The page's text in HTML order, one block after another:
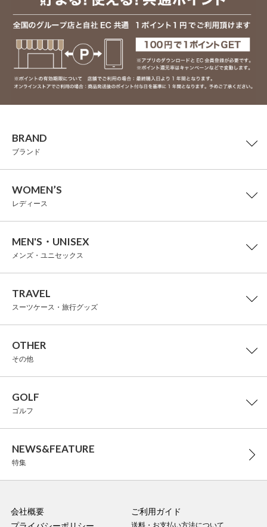
BRAND
ブランド
WOMEN’S
レディース
MEN'S・UNISEX
メンズ・ユニセックス
TRAVEL
スーツケース・旅行グッズ
OTHER
その他
GOLF
ゴルフ
NEWS&FEATURE
特集
会社概要
ご利用ガイド
送料・お支払い方法について